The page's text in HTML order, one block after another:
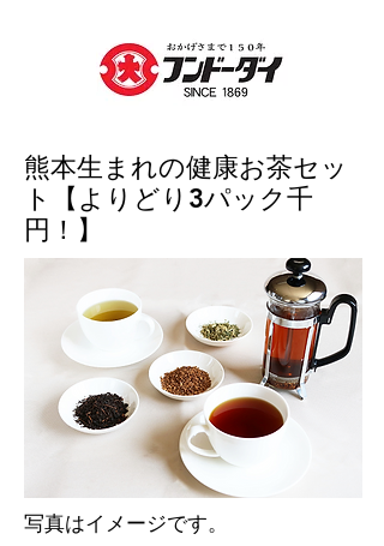
熊本生まれの健康お茶セッ
ト【よりどり3パック千
円！】
​写真はイメージです。